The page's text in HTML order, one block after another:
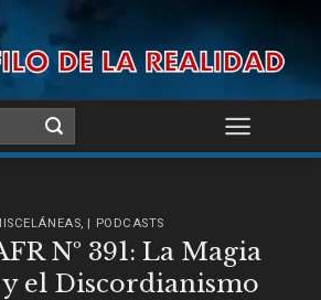
, | PODCASTS
Nº 391: La Magia
y el Discordianismo